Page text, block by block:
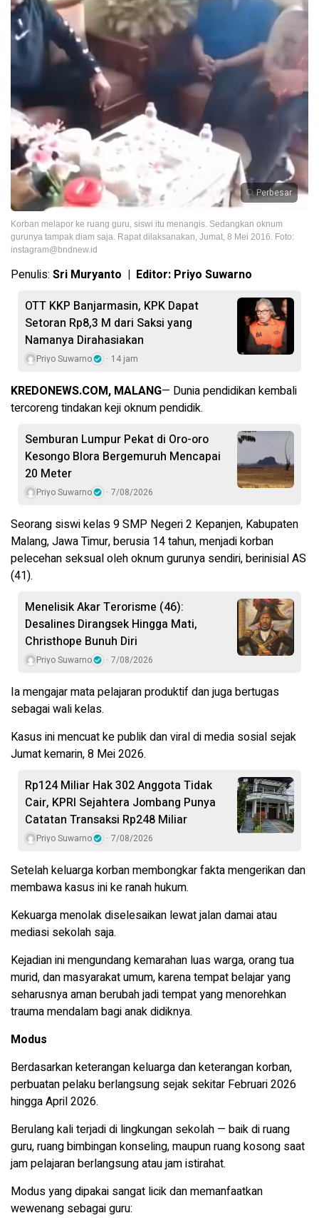
Perbesar
Korban melapor ke ruang guru, siswi itu menangis. Sedangkan oknum
gurunya tampak diam saja. Rapat dilaksanakan, Jumat, 8 Mei 2016. Foto:
instagram@bndnew.id
Penulis: Sri Muryanto | Editor: Priyo Suwarno
OTT KKP Banjarmasin, KPK Dapat
Setoran Rp8,3 M dari Saksi yang
Namanya Dirahasiakan
Priyo Suwarno 14 jam
KREDONEWS.COM, MALANG— Dunia pendidikan kembali
tercoreng tindakan keji oknum pendidik.
Semburan Lumpur Pekat di Oro-oro
Kesongo Blora Bergemuruh Mencapai
20 Meter
Priyo Suwarno 7/08/2026
Seorang siswi kelas 9 SMP Negeri 2 Kepanjen, Kabupaten
Malang, Jawa Timur, berusia 14 tahun, menjadi korban
pelecehan seksual oleh oknum gurunya sendiri, berinisial AS
(41).
Menelisik Akar Terorisme (46):
Desalines Dirangsek Hingga Mati,
Christhope Bunuh Diri
Priyo Suwarno 7/08/2026
Ia mengajar mata pelajaran produktif dan juga bertugas
sebagai wali kelas.
Kasus ini mencuat ke publik dan viral di media sosial sejak
Jumat kemarin, 8 Mei 2026.
Rp124 Miliar Hak 302 Anggota Tidak
Cair, KPRI Sejahtera Jombang Punya
Catatan Transaksi Rp248 Miliar
Priyo Suwarno 7/08/2026
Setelah keluarga korban membongkar fakta mengerikan dan
membawa kasus ini ke ranah hukum.
Kekuarga menolak diselesaikan lewat jalan damai atau
mediasi sekolah saja.
Kejadian ini mengundang kemarahan luas warga, orang tua
murid, dan masyarakat umum, karena tempat belajar yang
seharusnya aman berubah jadi tempat yang menorehkan
trauma mendalam bagi anak didiknya.
Modus
Berdasarkan keterangan keluarga dan keterangan korban,
perbuatan pelaku berlangsung sejak sekitar Februari 2026
hingga April 2026.
Berulang kali terjadi di lingkungan sekolah — baik di ruang
guru, ruang bimbingan konseling, maupun ruang kosong saat
jam pelajaran berlangsung atau jam istirahat.
Modus yang dipakai sangat licik dan memanfaatkan
wewenang sebagai guru: